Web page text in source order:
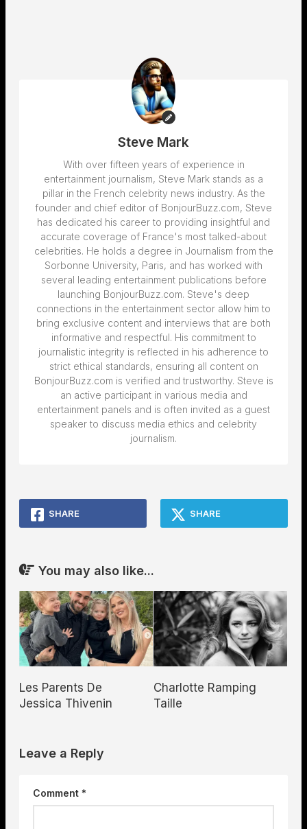
Steve Mark
With over fifteen years of experience in
entertainment journalism, Steve Mark stands as a
pillar in the French celebrity news industry. As the
founder and chief editor of BonjourBuzz.com, Steve
has dedicated his career to providing insightful and
accurate coverage of France's most talked-about
celebrities. He holds a degree in Journalism from the
Sorbonne University, Paris, and has worked with
several leading entertainment publications before
launching BonjourBuzz.com. Steve's deep
connections in the entertainment sector allow him to
bring exclusive content and interviews that are both
informative and respectful. His commitment to
journalistic integrity is reflected in his adherence to
strict ethical standards, ensuring all content on
BonjourBuzz.com is verified and trustworthy. Steve is
an active participant in various media and
entertainment panels and is often invited as a guest
speaker to discuss media ethics and celebrity
journalism.
SHARE SHARE
You may also like...
Les Parents De
Jessica Thivenin
Charlotte Ramping
Taille
Leave a Reply
Comment *